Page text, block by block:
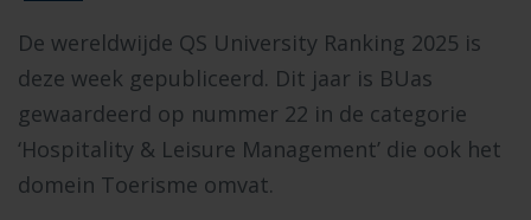
De wereldwijde QS University Ranking 2025 is
deze week gepubliceerd. Dit jaar is BUas
gewaardeerd op nummer 22 in de categorie
‘Hospitality & Leisure Management’ die ook het
domein Toerisme omvat.